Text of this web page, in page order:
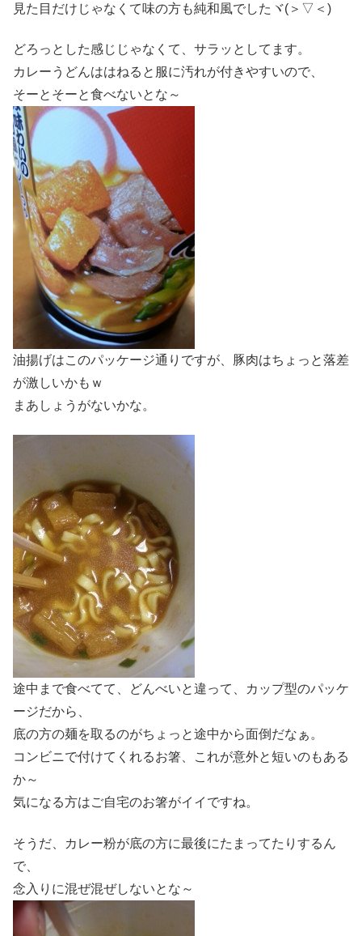
見た目だけじゃなくて味の方も純和風でしたヾ(＞▽＜)
どろっとした感じじゃなくて、サラッとしてます。
カレーうどんははねると服に汚れが付きやすいので、
そーとそーと食べないとな～
油揚げはこのパッケージ通りですが、豚肉はちょっと落差
が激しいかもｗ
まあしょうがないかな。
途中まで食べてて、どんべいと違って、カップ型のパッケ
ージだから、
底の方の麺を取るのがちょっと途中から面倒だなぁ。
コンビニで付けてくれるお箸、これが意外と短いのもある
か～
気になる方はご自宅のお箸がイイですね。
そうだ、カレー粉が底の方に最後にたまってたりするん
で、
念入りに混ぜ混ぜしないとな～